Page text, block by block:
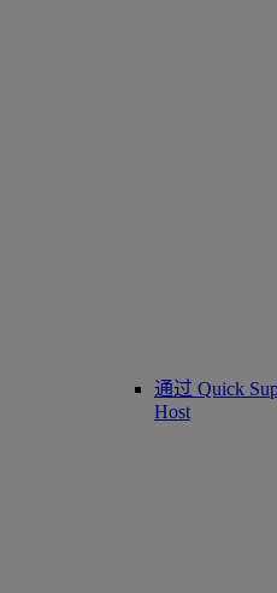
通过 Quick
Host